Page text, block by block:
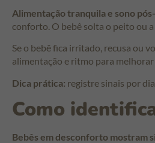
Alimentação tranquila e sono
conforto. O bebê solta o peito ou
Se o bebê fica irritado, recusa ou
alimentação e ritmo para
Dica prática: registre sinais por
Como
Bebês em desconforto mostram